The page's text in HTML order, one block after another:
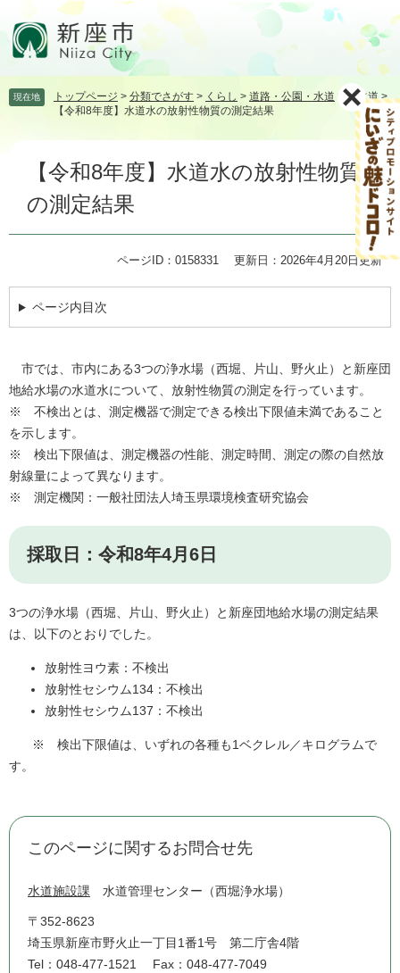
頭飛 現在地 トップページ > 分類でさがす > くらし > 道路・公園・水道 >上水道>
【令和8年度】水道水の放射性物質の測定結果
【令和8年度】水道水の放射性物質
の測定結果
ページID：0158331 更新日：2026年4月20日更新
ページ内目次
市では、市内にある3つの浄水場（西堀、片山、野火止）と新座団
地給水場の水道水について、放射性物質の測定を行っています。
※ 不検出とは、測定機器で測定できる検出下限値未満であること
を示します。
※ 検出下限値は、測定機器の性能、測定時間、測定の際の自然放
射線量によって異なります。
※ 測定機関：一般社団法人埼玉県環境検査研究協会
採取日：令和8年4月6日
3つの浄水場（西堀、片山、野火止）と新座団地給水場の測定結果
は、以下のとおりでした。
放射性ヨウ素：不検出
放射性セシウム134：不検出
放射性セシウム137：不検出
※ 検出下限値は、いずれの各種も1ベクレル／キログラムで
す。
このページに関するお問合せ先
水道施設課 水道管理センター（西堀浄水場）
〒352-8623
埼玉県新座市野火止一丁目1番1号 第二庁舎4階
Tel：048-477-1521
Fax：048-477-7049